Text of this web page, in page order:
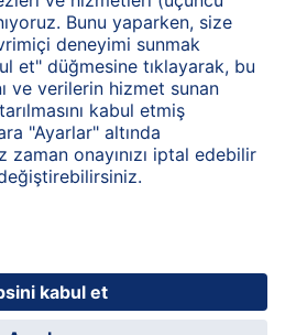
Genel Kullanım Şartları
Baskı
HiPP Hakkında
İletişim